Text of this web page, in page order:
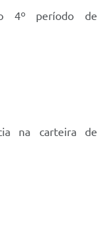
4º período de
na carteira de